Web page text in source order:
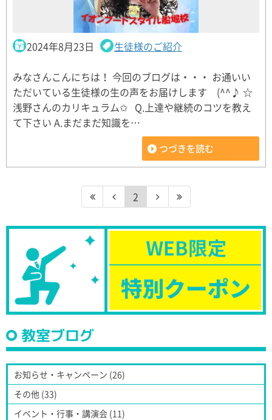
2024年8月23日 生徒様のご紹介
みなさんこんにちは！ 今回のブログは・・・ お通いい
ただいている生徒様の生の声をお届けします (^^♪ ☆
浅野さんのカリキュラム✩ Q.上達や継続のコツを教え
て下さい A.まだまだ知識を…
つづきを読む
2
教室ブログ
お知らせ・キャンペーン (26)
その他 (33)
イベント・行事・講演会 (11)